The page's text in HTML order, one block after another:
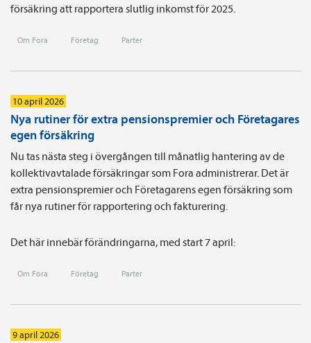
försäkring att rapportera slutlig inkomst för 2025.
Om Fora Företag Parter
10 april 2026
Nya rutiner för extra pensionspremier och Företagares
egen försäkring
Nu tas nästa steg i övergången till månatlig hantering av de
kollektivavtalade försäkringar som Fora administrerar. Det är
extra pensionspremier och Företagarens egen försäkring som
får nya rutiner för rapportering och fakturering.
Det här innebär förändringarna, med start 7 april:
Om Fora Företag Parter
9 april 2026